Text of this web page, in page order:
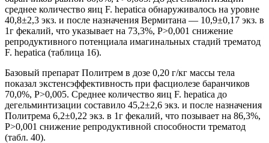
среднее количество яиц F. hepatica обнаруживалось на уровне
40,8±2,3 экз. и после назначения Вермитана — 10,9±0,17 экз. в
1г фекалий, что указывает на 73,3%, Р>0,001 снижение
репродуктивного потенциала имагинальных стадий трематод
F. hepatica (таблица 16).
Базовый препарат Политрем в дозе 0,20 г/кг массы тела
показал экстенсэффективность при фасциолезе баранчиков
70,0%, Р>0,005. Среднее количество яиц F. hepatica до
дегельминтизации составило 45,2±2,6 экз. и после назначения
Политрема 6,2±0,22 экз. в 1г фекалий, что позывает на 86,3%,
Р>0,001 снижение репродуктивной способности трематод
(табл. 40).